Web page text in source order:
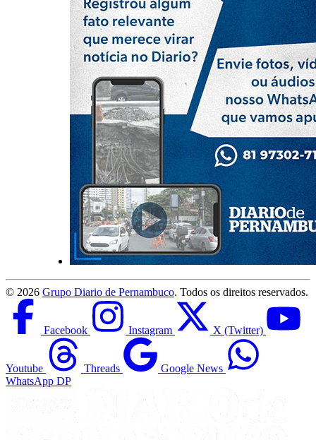
© 2026 Grupo Diario de Pernambuco. Todos os direitos reservados.
Facebook Instagram X (Twitter)
Youtube Threads
Google News
WhatsApp DP